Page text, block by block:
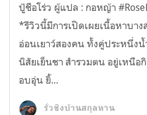
ปู้ชือโร่ว ผู้แปล : กอหญ้า
*รีวิวนี้มีการเปิดเผยเนื้อหาบา
อ่อนเยาว์สองคน ทั้งคู่ประหนึ่ง
นิสัยเย็นชา สำรวมตน อยู่เหนือ
อบอุ่น ยิ้...
รั่วชิงบ้านสกุลหาน